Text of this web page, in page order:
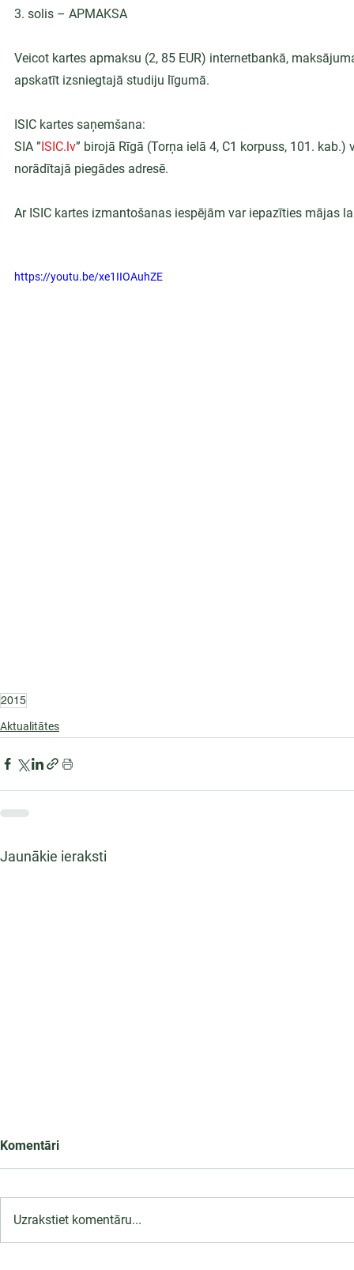
3. solis – APMAKSA
Veicot kartes apmaksu (2, 85 EUR) internetbankā,
apskatīt izsniegtajā studiju līgumā.
ISIC kartes saņemšana:
SIA ”ISIC.lv” birojā Rīgā (Torņa ielā 4, C1 korpuss, 101.
norādītajā piegādes adresē.
Ar ISIC kartes izmantošanas iespējām var iepazīties mājas
https://youtu.be/xe1IIOAuhZE
2015
Aktualitātes
Jaunākie ieraksti
Komentāri
Uzrakstiet komentāru...